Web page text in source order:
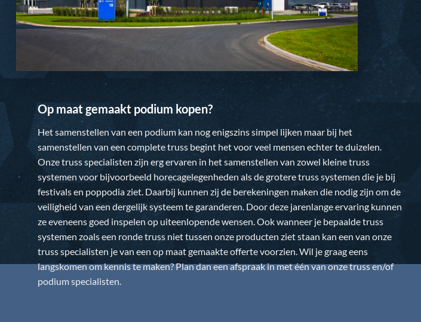
Op maat gemaakt podium kopen?
Het samenstellen van een podium kan nog enigszins simpel lijken maar bij het
samenstellen van een complete truss begint het voor veel mensen echter te duizelen.
Onze truss specialisten zijn erg ervaren in het samenstellen van zowel kleine truss
systemen voor bijvoorbeeld horecagelegenheden als de grotere truss systemen die je bij
festivals en poppodia ziet. Daarbij kunnen zij de berekeningen maken die nodig zijn om de
veiligheid van een dergelijk systeem te garanderen. Door deze jarenlange ervaring kunnen
ze eveneens goed inspelen op uiteenlopende wensen. Ook wanneer je bepaalde truss
systemen zoals een ronde truss niet tussen onze producten ziet staan kan een van onze
truss specialisten je van een op maat gemaakte offerte voorzien. Wil je graag eens
langskomen om kennis te maken? Plan dan een afspraak in met één van onze truss en/of
podium specialisten.